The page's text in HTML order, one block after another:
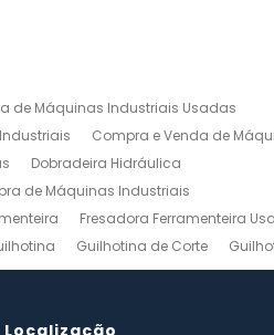
de Máquinas Industriais Usadas
Compra e Venda de
Dobradeira Hidráulica
de Máquinas Industriais
Fresadora Ferramenteira
Guilhotina de Corte
Venda
Maquinas para Marceneiro
Ferramentas Industriais
Localização